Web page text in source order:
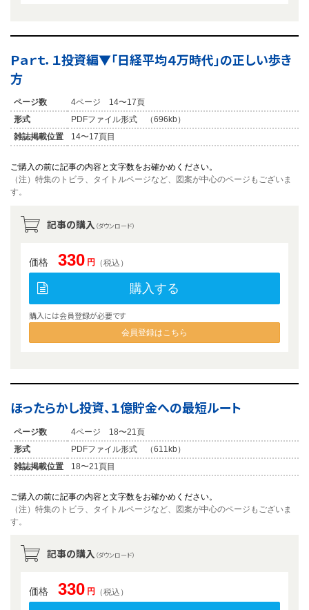
Ｐａｒｔ．１投資編▼「日経平均４万時代」の正しい歩き
方
ページ数
4ページ 14〜17頁
形式
PDFファイル形式 （696kb）
雑誌掲載位置
14〜17頁目
ご購入の前に記事の内容と文字数をお確かめください。
（注）特集のトビラ、タイトルページなど、図案が中心のページもございま
す。
記事の購入 （ダウンロード）
価格 330 円 （税込）
購入する
購入には会員登録が必要です
会員登録はこちら
ほったらかし投資、１億貯金への最短ルート
ページ数
4ページ 18〜21頁
形式
PDFファイル形式 （611kb）
雑誌掲載位置
18〜21頁目
ご購入の前に記事の内容と文字数をお確かめください。
（注）特集のトビラ、タイトルページなど、図案が中心のページもございま
す。
記事の購入 （ダウンロード）
価格 330 円 （税込）